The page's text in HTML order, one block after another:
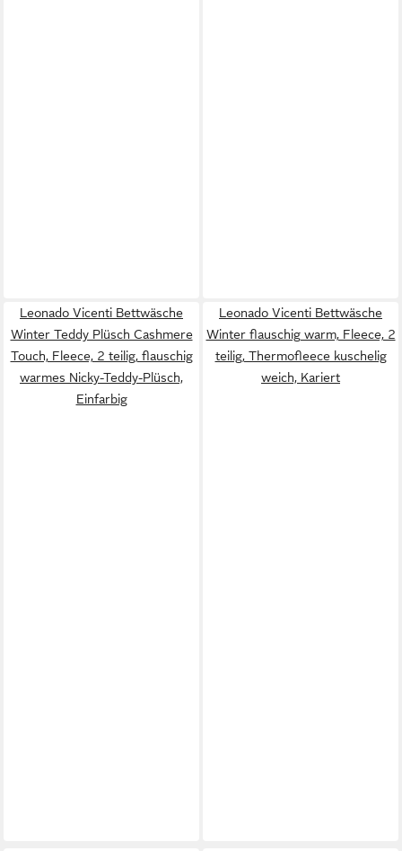
Leonado Vicenti Bettwäsche
Winter Teddy Plüsch Cashmere
Touch, Fleece, 2 teilig, flauschig
warmes Nicky-Teddy-Plüsch,
Einfarbig
Leonado Vicenti Bettwäsche
Winter flauschig warm, Fleece, 2
teilig, Thermofleece kuschelig
weich, Kariert